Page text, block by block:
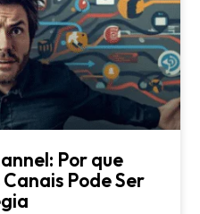
Por que
Pode Ser